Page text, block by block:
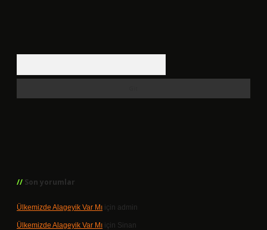
Son yorumlar
Ülkemizde Alageyik Var Mı için admin
Ülkemizde Alageyik Var Mı için Sinan